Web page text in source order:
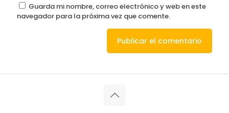
Guarda mi nombre, correo electrónico y web en este
navegador para la próxima vez que comente.